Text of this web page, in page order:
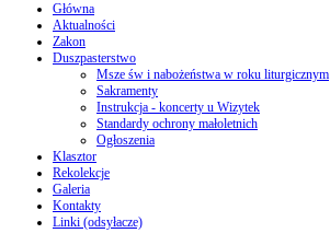
Główna
Aktualności
Zakon
Duszpasterstwo
Msze św i nabożeństwa w roku liturgicznym
Sakramenty
Instrukcja - koncerty u Wizytek
Standardy ochrony małoletnich
Ogłoszenia
Klasztor
Rekolekcje
Galeria
Kontakty
Linki (odsyłacze)